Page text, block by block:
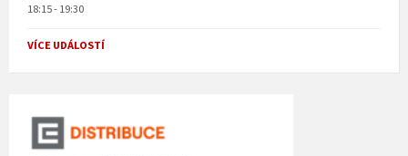
18:15 - 19:30
VÍCE UDÁLOSTÍ